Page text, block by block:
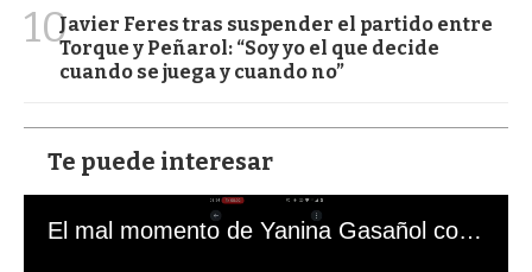
10Javier Feres tras suspender el partido entre
Torque y Peñarol: “Soy yo el que decide
cuando se juega y cuando no”
Te puede interesar
El mal momento de Yanina Gasañol con un hincha argentino en "Subrayado"